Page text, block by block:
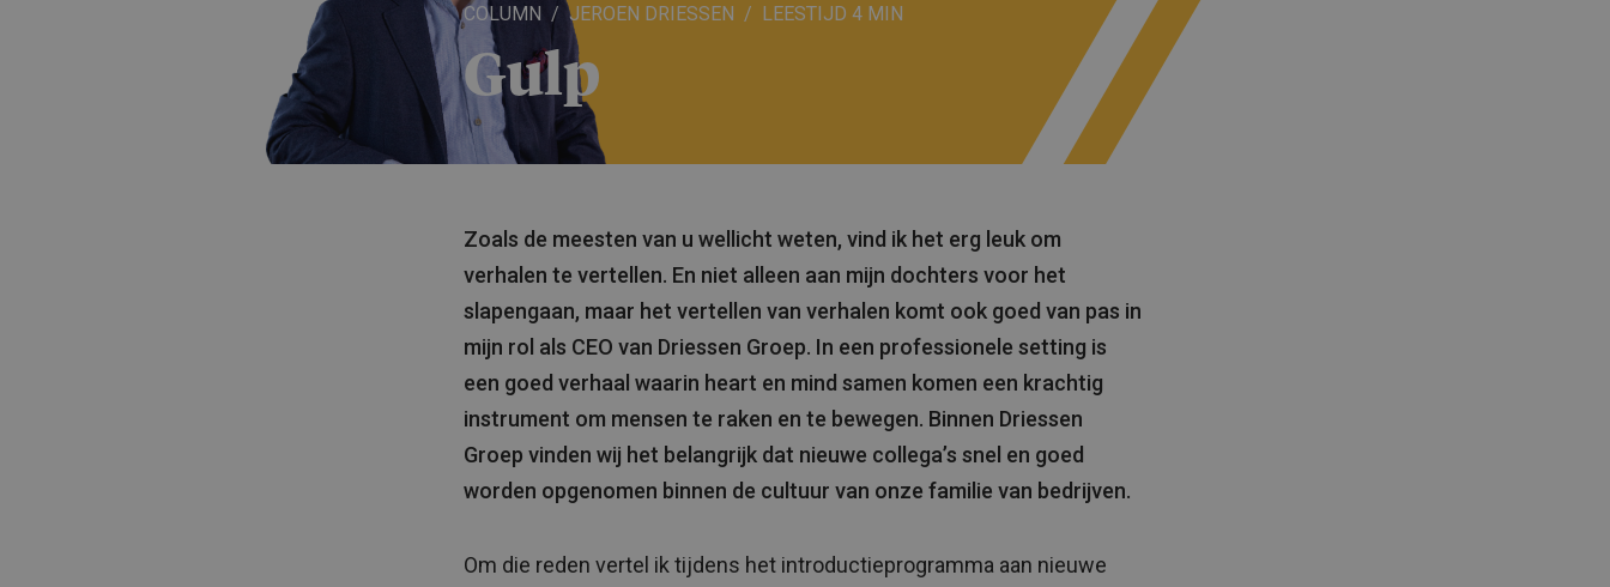
COLUMN JEROEN DRIESSEN 4 MIN
Gulp
Zoals de meesten van u wellicht weten, vind ik het erg leuk om
verhalen te vertellen. En niet alleen aan mijn dochters voor het
slapengaan, maar het vertellen van verhalen komt ook goed van pas in
mijn rol als CEO van Driessen Groep. In een professionele setting is
een goed verhaal waarin heart en mind samen komen een krachtig
instrument om mensen te raken en te bewegen. Binnen Driessen
Groep vinden wij het belangrijk dat nieuwe collega’s snel en goed
worden opgenomen binnen de cultuur van onze familie van bedrijven.
Om die reden vertel ik tijdens het introductieprogramma aan nieuwe